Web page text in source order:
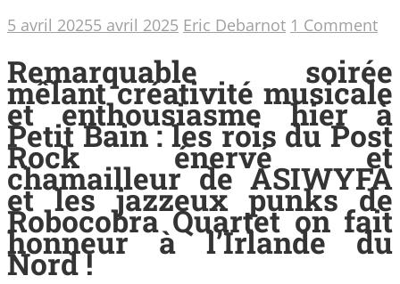
5 avril 20255 avril 2025 Eric Debarnot 1 Comment
Remarquable soirée
mêlant créativité musicale
et enthousiasme hier à
Petit Bain : les rois du Post
Rock énervé et
chamailleur de ASIWYFA
et les jazzeux punks de
Robocobra Quartet on fait
honneur à l’Irlande du
Nord !